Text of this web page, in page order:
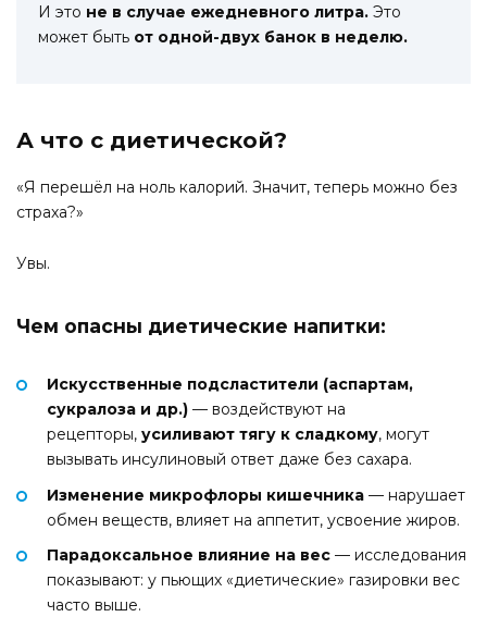
И это не в случае ежедневного литра. Это
может быть от одной-двух банок в неделю.
А что с диетической?
«Я перешёл на ноль калорий. Значит, теперь можно без
страха?»
Увы.
Чем опасны диетические напитки:
Искусственные подсластители (аспартам,
сукралоза и др.) — воздействуют на
рецепторы, усиливают тягу к сладкому, могут
вызывать инсулиновый ответ даже без сахара.
Изменение микрофлоры кишечника — нарушает
обмен веществ, влияет на аппетит, усвоение жиров.
Парадоксальное влияние на вес — исследования
показывают: у пьющих «диетические» газировки вес
часто выше.